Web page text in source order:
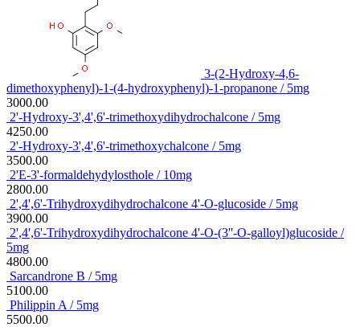
3-(2-Hydroxy-4,6-
dimethoxyphenyl)-1-(4-hydroxyphenyl)-1-propanone / 5mg
3000.00
2'-Hydroxy-3',4',6'-trimethoxydihydrochalcone / 5mg
4250.00
2'-Hydroxy-3',4',6'-trimethoxychalcone / 5mg
3500.00
2'E-3'-formaldehydylosthole / 10mg
2800.00
2',4',6'-Trihydroxydihydrochalcone 4'-O-glucoside / 5mg
3900.00
2',4',6'-Trihydroxydihydrochalcone 4'-O-(3''-O-galloyl)glucoside /
5mg
4800.00
Sarcandrone B / 5mg
5100.00
Philippin A / 5mg
5500.00